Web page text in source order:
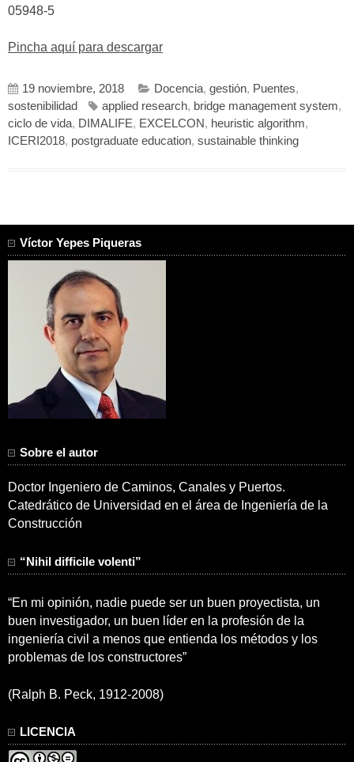
05948-5
Pincha aquí para descargar
19 noviembre, 2018 Docencia, gestión, Puentes,
sostenibilidad
applied research, bridge management system,
ciclo de vida, DIMALIFE, EXCELCON, heuristic algorithm,
ICERI2018, postgraduate education, sustainable thinking
Víctor Yepes Piqueras
Sobre el autor
Doctor Ingeniero de Caminos, Canales y Puertos.
Catedrático de Universidad en el área de Ingeniería de la
Construcción
“Nihil difficile volenti”
“En mi opinión, nadie puede ser un buen proyectista, un
buen investigador, un buen líder en la profesión de la
ingeniería civil a menos que entienda los métodos y los
problemas de los constructores”
(Ralph B. Peck, 1912-2008)
LICENCIA